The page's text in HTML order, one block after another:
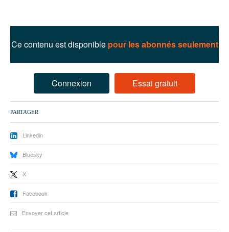
Ce contenu est disponible pour les abonnés seulement
Connexion Essai gratuit
PARTAGER
Linkedin
Bluesky
X
Facebook
Envoyer cet article